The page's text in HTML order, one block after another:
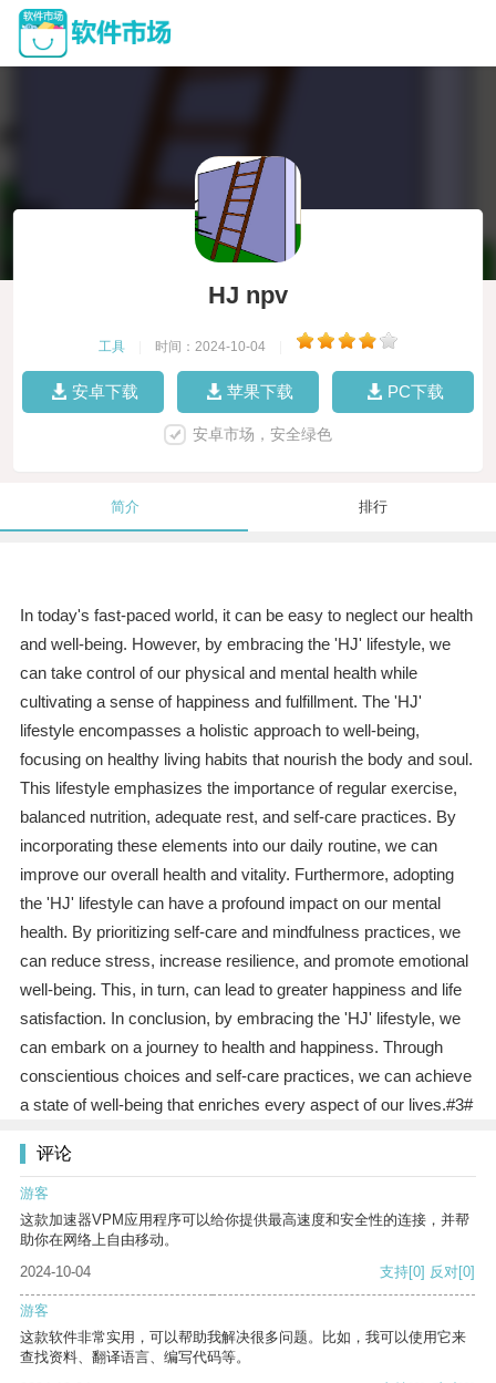
HJ npv
工具 时间：2024-10-04
安卓下载 苹果下载 PC下载
安卓市场，安全绿色
简介 排行
In today's fast-paced world, it can be easy to neglect our health
and well-being. However, by embracing the 'HJ' lifestyle, we
can take control of our physical and mental health while
cultivating a sense of happiness and fulfillment. The 'HJ'
lifestyle encompasses a holistic approach to well-being,
focusing on healthy living habits that nourish the body and soul.
This lifestyle emphasizes the importance of regular exercise,
balanced nutrition, adequate rest, and self-care practices. By
incorporating these elements into our daily routine, we can
improve our overall health and vitality. Furthermore, adopting
the 'HJ' lifestyle can have a profound impact on our mental
health. By prioritizing self-care and mindfulness practices, we
can reduce stress, increase resilience, and promote emotional
well-being. This, in turn, can lead to greater happiness and life
satisfaction. In conclusion, by embracing the 'HJ' lifestyle, we
can embark on a journey to health and happiness. Through
conscientious choices and self-care practices, we can achieve
a state of well-being that enriches every aspect of our lives.#3#
评论
游客
这款加速器VPM应用程序可以给你提供最高速度和安全性的连接，并帮
助你在网络上自由移动。
2024-10-04
支持[0] 反对[0]
游客
这款软件非常实用，可以帮助我解决很多问题。比如，我可以使用它来
查找资料、翻译语言、编写代码等。